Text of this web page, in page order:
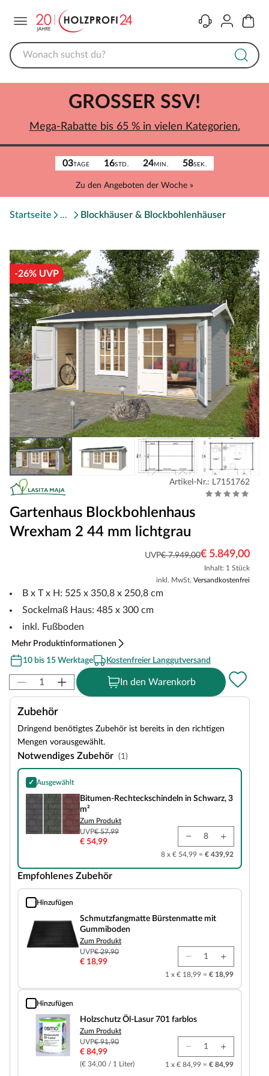
KontaktKonto
03TAGE 16STD. 24MIN. 58SEK.
Zu den Angeboten der Woche »
GROSSER SSV!
Mega-Rabatte bis 65 % in vielen Kategorien.
Startseite Blockhäuser & Blockbohlenhäuser
-26% UVP
Artikel-Nr.: L7151762
Gartenhaus Blockbohlenhaus
Wrexham 2 44 mm lichtgrau
UVP€ 7.949,00€ 5.849,00
Inhalt: 1 Stück
inkl. MwSt. Versandkostenfrei
B x T x H: 525 x 350,8 x 250,8 cm
Sockelmaß Haus: 485 x 300 cm
inkl. Fußboden
Mehr Produktinformationen
10 bis 15 Werktage
Kostenfreier Langgutversand
In den Warenkorb
Zubehör
Dringend benötigtes Zubehör ist bereits in den richtigen
Mengen vorausgewählt.
Notwendiges Zubehör (1)
✓ Ausgewählt
Bitumen-Rechteckschindeln in Schwarz, 3 m²
Bitumen-Rechteckschindeln in Schwarz, 3
m²
Zum Produkt
UVP€ 57,99
€ 54,99
8 x € 54,99 = € 439,92
Empfohlenes Zubehör
Hinzufügen
Schmutzfangmatte Bürstenmatte mit Gummiboden
Schmutzfangmatte Bürstenmatte mit
Gummiboden
Zum Produkt
UVP€ 29,90
€ 18,99
1 x € 18,99 = € 18,99
Hinzufügen
Holzschutz Öl-Lasur 701 farblos
Holzschutz Öl-Lasur 701 farblos
Zum Produkt
UVP€ 91,90
€ 84,99
(€ 34,00 / 1 Liter) 1 x € 84,99 = € 84,99